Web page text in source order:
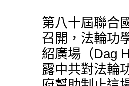
第八十屆聯合
召開，法輪功
紹廣場（Dag
露中共對法輪